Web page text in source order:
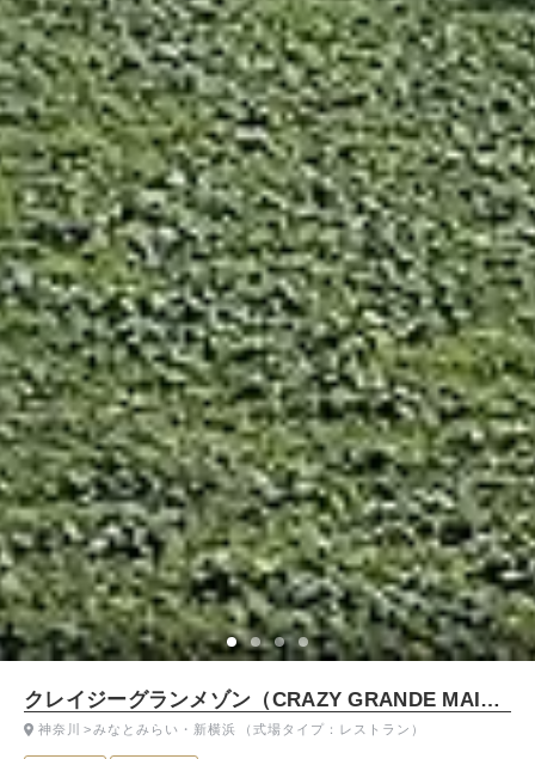
クレイジーグランメゾン（CRAZY GRANDE MAISON）
神奈川 みなとみらい・新横浜 （式場タイプ：レストラン）